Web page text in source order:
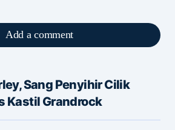
Add a comment
tidak akan dipublikasikan.
ditandai*
Sang Penyihir Cilik
Kastil Grandrock